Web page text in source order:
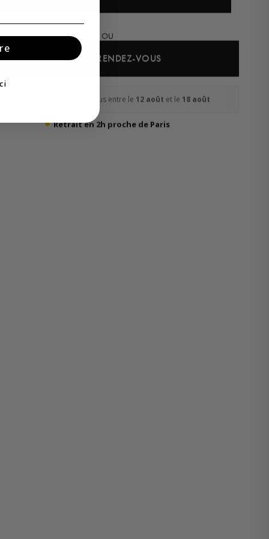
OU
PRENDRE RENDEZ-VOUS
Livraison rapide chez vous entre le 12 août et le 18 août
Retrait en 2h proche de Paris